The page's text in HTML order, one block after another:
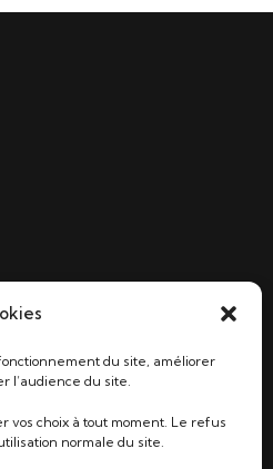
du site, améliorer
l’audience du site.
vos choix à tout moment. Le refus
normale du site.